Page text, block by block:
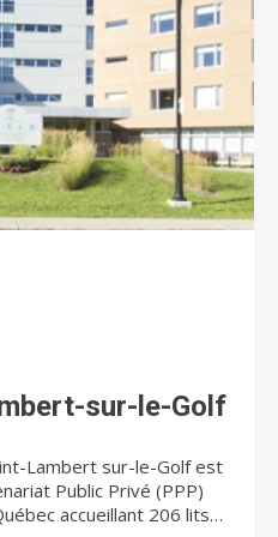
sur-le-Golf
Lambert sur-le-Golf est
Public Privé (PPP)
accueillant 206 lits